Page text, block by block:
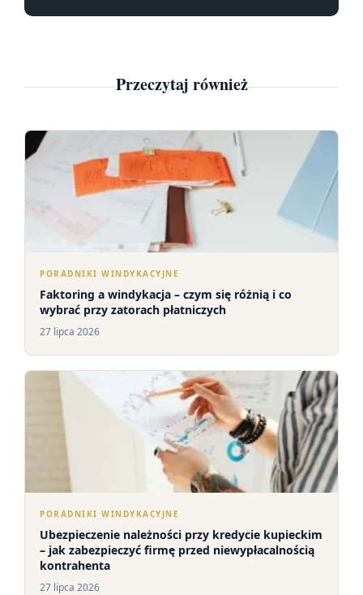
Przeczytaj również
PORADNIKI WINDYKACYJNE
Faktoring a windykacja – czym się różnią i co
wybrać przy zatorach płatniczych
27 lipca 2026
PORADNIKI WINDYKACYJNE
Ubezpieczenie należności przy kredycie kupieckim
– jak zabezpieczyć firmę przed niewypłacalnością
kontrahenta
27 lipca 2026